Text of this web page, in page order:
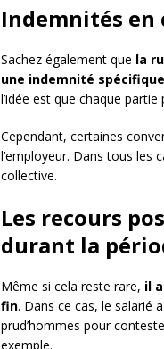
Indemnités en
Sachez également que la
une indemnité spécifique
l’idée est que chaque
Cependant, certaines
l’employeur. Dans tous les
collective.
Les recours
durant la
Même si cela reste rare, il
fin. Dans ce cas, le salarié
prud’hommes pour
exemple.